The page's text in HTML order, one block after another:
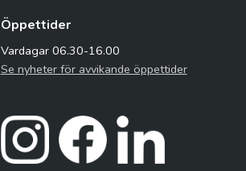
Öppettider
Vardagar 06.30-16.00
Se nyheter för avvikande öppettider